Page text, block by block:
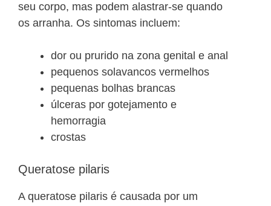
seu corpo, mas podem alastrar-se quando
os arranha. Os sintomas incluem:
dor ou prurido na zona genital e anal
pequenos solavancos vermelhos
pequenas bolhas brancas
úlceras por gotejamento e
hemorragia
crostas
Queratose pilaris
A queratose pilaris é causada por um